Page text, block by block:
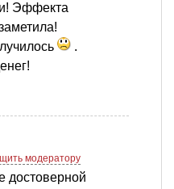
Эффекта
.
модератору
достоверной